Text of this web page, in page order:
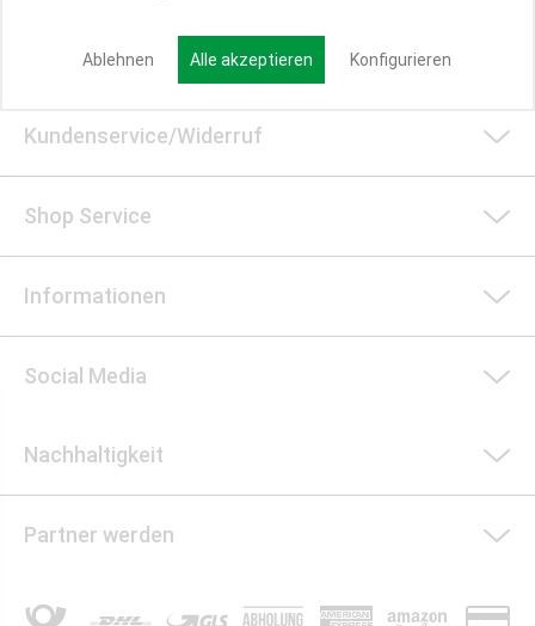
Kundenservice/Widerruf
Shop Service
Informationen
Social Media
Nachhaltigkeit
Partner werden
Ablehnen Alle akzeptieren Konfigurieren